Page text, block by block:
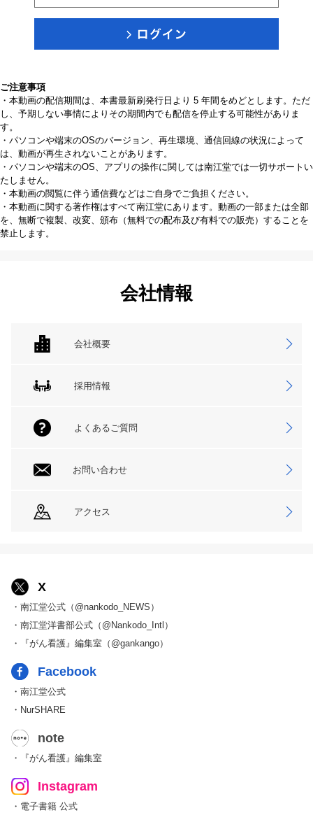
ご注意事項
・本動画の配信期間は、本書最新刷発行日より 5 年間をめどとします。ただ
し、予期しない事情によりその期間内でも配信を停止する可能性がありま
す。
・パソコンや端末のOSのバージョン、再生環境、通信回線の状況によって
は、動画が再生されないことがあります。
・パソコンや端末のOS、アプリの操作に関しては南江堂では一切サポートい
たしません。
・本動画の閲覧に伴う通信費などはご自身でご負担ください。
・本動画に関する著作権はすべて南江堂にあります。動画の一部または全部
を、無断で複製、改変、頒布（無料での配布及び有料での販売）することを
禁止します。
会社情報
会社概要
採用情報
よくあるご質問
お問い合わせ
アクセス
X
・南江堂公式（@nankodo_NEWS）
・南江堂洋書部公式（@Nankodo_Intl）
・『がん看護』編集室（@gankango）
Facebook
・南江堂公式
・NurSHARE
note
・『がん看護』編集室
Instagram
・電子書籍 公式